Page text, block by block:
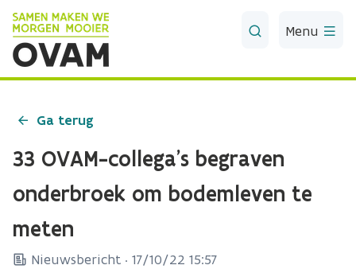
Skip to Main Content
Menu
Ga terug
33 OVAM-collega’s begraven
onderbroek om bodemleven te
meten
Nieuwsbericht · 17/10/22 15:57